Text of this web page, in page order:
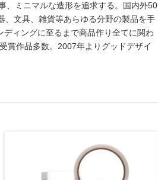
、ミニマルな造形を追求する。国内外50
、文具、雑貨等あらゆる分野の製品を手
ィングに至るまで商品作り全てに関わ
賞作品多数。2007年よりグッドデザイ